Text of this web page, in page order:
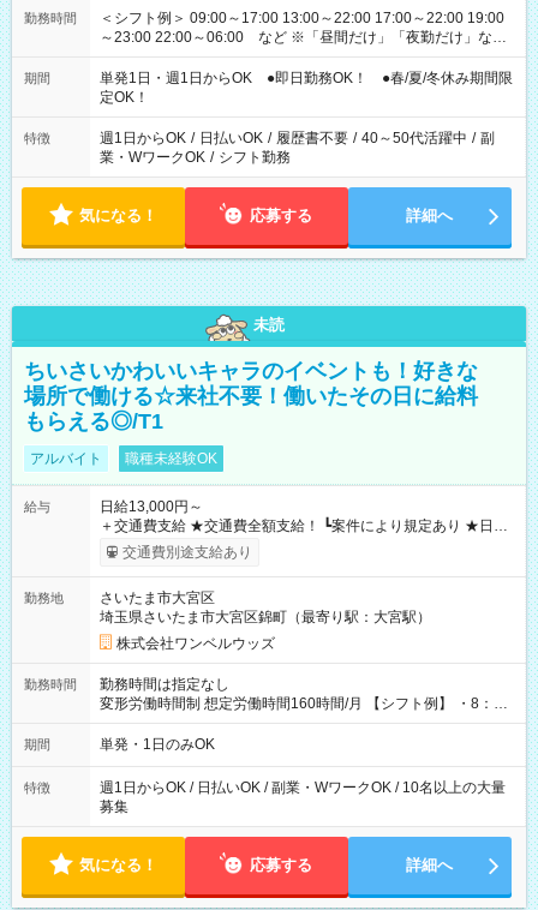
勤務時間
＜シフト例＞ 09:00～17:00 13:00～22:00 17:00～22:00 19:00
～23:00 22:00～06:00 など ※「昼間だけ」「夜勤だけ」など
の希望OK
期間
単発1日・週1日からOK ●即日勤務OK！ ●春/夏/冬休み期間限
定OK！
特徴 週1日からOK / 日払いOK / 履歴書不要 / 40～50代活躍中 / 副
業・WワークOK / シフト勤務
気になる！ 応募する 詳細へ
未読
ちいさいかわいいキャラのイベントも！好きな
場所で働ける☆来社不要！働いたその日に給料
もらえる◎/T1
アルバイト 職種未経験OK
給与
日給13,000円～
＋交通費支給 ★交通費全額支給！ ┗案件により規定あり ★日払
いOK！（規定あり） ┗働いたその日に現金GET♪ お仕事後はコ
ンビニATMから 日払い分を引き落とせます！ 【試用期間】試
交通費別途支給あり
勤務地
さいたま市大宮区
埼玉県さいたま市大宮区錦町（最寄り駅：大宮駅）
株式会社ワンベルウッズ
勤務時間
勤務時間は指定なし
変形労働時間制 想定労働時間160時間/月 【シフト例】 ・8：00
～21：00
期間 単発・1日のみOK
特徴
週1日からOK / 日払いOK / 副業・WワークOK / 10名以上の大量
募集
気になる！ 応募する 詳細へ